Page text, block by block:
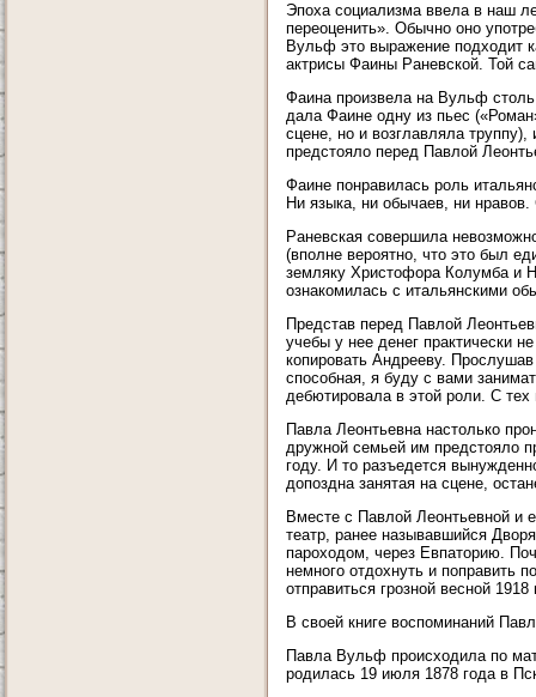
Эпоха социализма ввела в наш
переоценить». Обычно оно
Вульф это выражение подходит
актрисы Фаины Раневской. Той
Фаина произвела на Вульф
дала Фаине одну из пьес
сцене, но и возглавляла
предстояло перед Павлой
Фаине понравилась роль
Ни языка, ни обычаев, ни
Раневская совершила
(вполне вероятно, что это был
земляку Христофора Колумба и
ознакомилась с итальянскими
Представ перед Павлой
учебы у нее денег практически
копировать Андрееву.
способная, я буду с вами
дебютировала в этой роли. С тех
Павла Леонтьевна настолько
дружной семьей им предстояло
году. И то разъедется
допоздна занятая на сцене,
Вместе с Павлой Леонтьевной и
театр, ранее называвшийся
пароходом, через Евпаторию.
немного отдохнуть и поправить
отправиться грозной весной
В своей книге воспоминаний
Павла Вульф происходила по
родилась 19 июля 1878 года в